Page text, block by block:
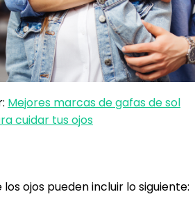
Mejores marcas de gafas de sol
cuidar tus ojos
los ojos pueden incluir lo siguiente: